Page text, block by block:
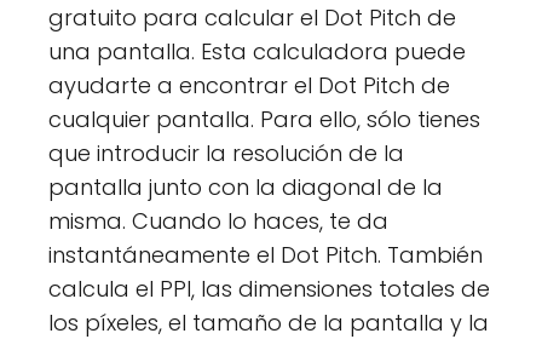
gratuito para calcular el Dot Pitch de
una pantalla. Esta calculadora puede
ayudarte a encontrar el Dot Pitch de
cualquier pantalla. Para ello, sólo tienes
que introducir la resolución de la
pantalla junto con la diagonal de la
misma. Cuando lo haces, te da
instantáneamente el Dot Pitch. También
calcula el PPI, las dimensiones totales de
los píxeles, el tamaño de la pantalla y la